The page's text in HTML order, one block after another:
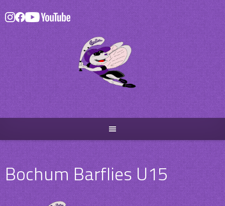
Skip
to
content
Bochum Barflies U15